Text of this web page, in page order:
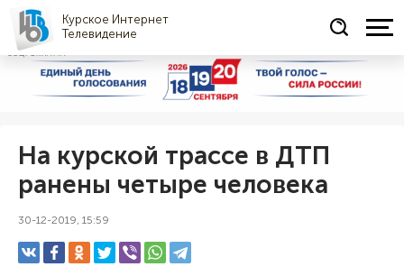
Курское Интернет
Телевидение
СОЦРЕКЛАМА
На курской трассе в ДТП
ранены четыре человека
30-12-2019, 15:59